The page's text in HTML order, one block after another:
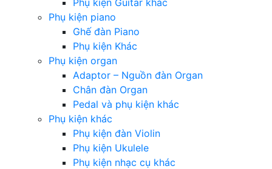
Phụ kiện Guitar khác
Phụ kiện piano
Ghế đàn Piano
Phụ kiện Khác
Phụ kiện organ
Adaptor – Nguồn đàn Organ
Chân đàn Organ
Pedal và phụ kiện khác
Phụ kiện khác
Phụ kiện đàn Violin
Phụ kiện Ukulele
Phụ kiện nhạc cụ khác